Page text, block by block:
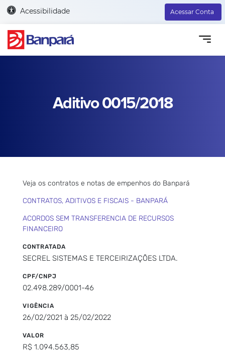
Acessibilidade Acessar Conta
Aditivo 0015/2018
Veja os contratos e notas de empenhos do Banpará
CONTRATOS, ADITIVOS E FISCAIS - BANPARÁ
ACORDOS SEM TRANSFERENCIA DE RECURSOS
FINANCEIRO
CONTRATADA
SECREL SISTEMAS E TERCEIRIZAÇÕES LTDA.
CPF/CNPJ
02.498.289/0001-46
VIGÊNCIA
26/02/2021 à 25/02/2022
VALOR
R$ 1.094.563,85